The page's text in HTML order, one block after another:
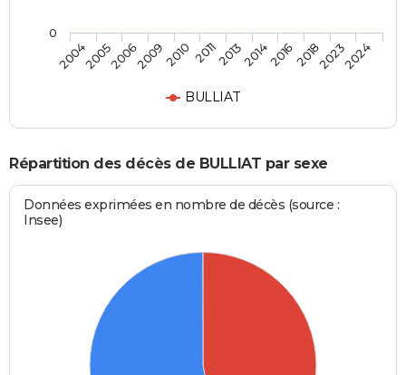
BULLIAT
20042005200620092010 2011201320142016201820232024
0
Répartition des décès de BULLIAT par sexe
Données exprimées en nombre de décès (source :
Insee)